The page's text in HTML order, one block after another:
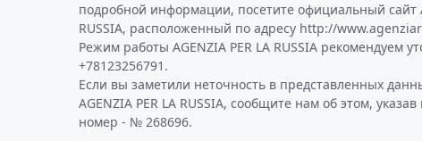
подробной информации, посетите официальный сайт
RUSSIA, расположенный по адресу http://
Режим работы AGENZIA PER LA RUSSIA рекомендуем
+78123256791.
Если вы заметили неточность в представленных
AGENZIA PER LA RUSSIA, сообщите нам об этом,
номер - № 268696.